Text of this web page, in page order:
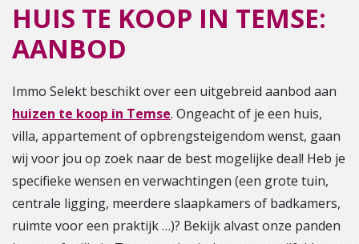
HUIS TE KOOP IN TEMSE:
AANBOD
Immo Selekt beschikt over een uitgebreid aanbod aan
huizen te koop in Temse. Ongeacht of je een huis,
villa, appartement of opbrengsteigendom wenst, gaan
wij voor jou op zoek naar de best mogelijke deal! Heb je
specifieke wensen en verwachtingen (een grote tuin,
centrale ligging, meerdere slaapkamers of badkamers,
ruimte voor een praktijk …)? Bekijk alvast onze panden